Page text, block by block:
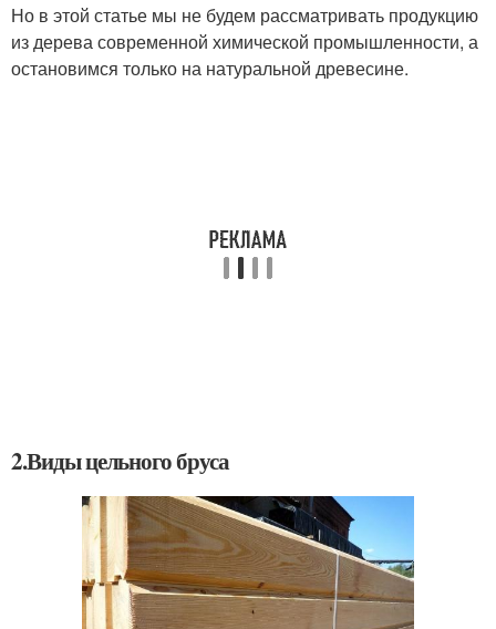
Но в этой статье мы не будем рассматривать продукцию
из дерева современной химической промышленности, а
остановимся только на натуральной древесине.
2.Виды цельного бруса